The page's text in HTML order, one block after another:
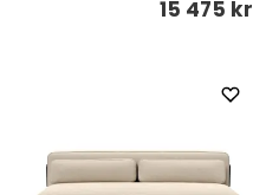
15 475 kr